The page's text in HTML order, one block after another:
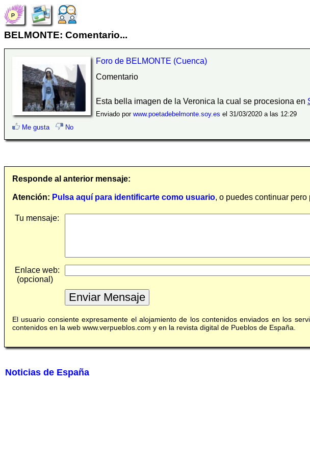
BELMONTE: Comentario...
Foro de BELMONTE (Cuenca)
Comentario
Esta bella imagen de la Veronica la cual se procesiona en
Enviado por www.poetadebelmonte.soy.es el 31/03/2020 a las 12:29
Me gusta
No
Responde al anterior mensaje:
Atención: Pulsa aquí para identificarte como usuario, o puedes continuar
Tu mensaje:
Enlace web:
(opcional)
El usuario consiente expresamente el alojamiento de los contenidos enviados en los
contenidos en la web www.verpueblos.com y en la revista digital de Pueblos de España.
Noticias de España